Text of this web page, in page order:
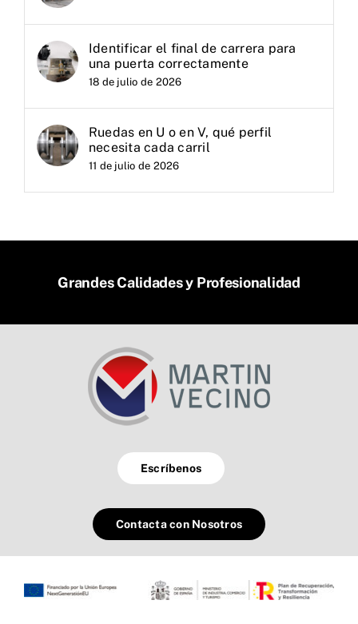
Identificar el final de carrera para
una puerta correctamente
18 de julio de 2026
Ruedas en U o en V, qué perfil
necesita cada carril
11 de julio de 2026
Grandes Calidades y Profesionalidad
Escríbenos
Contacta con Nosotros